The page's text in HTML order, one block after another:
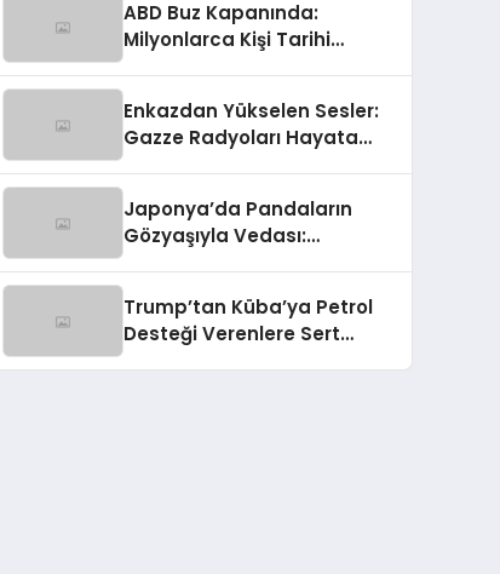
ABD Buz Kapanında:
Milyonlarca Kişi Tarihi
Enkazdan Yükselen Sesler:
Gazze Radyoları Hayata
Japonya’da Pandaların
Gözyaşıyla Vedası:
Trump’tan Küba’ya Petrol
Desteği Verenlere Sert